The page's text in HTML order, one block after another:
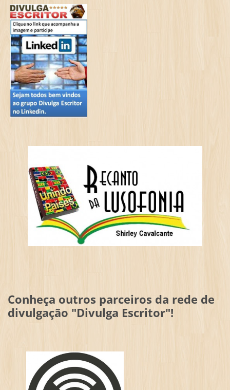
Conheça outros parceiros da rede de
divulgação "Divulga Escritor"!